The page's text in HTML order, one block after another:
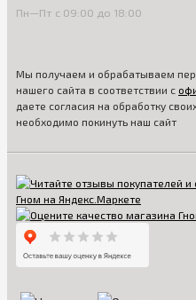
Пн—Пт с 09:00 до 18:00
Мы получаем и обрабатываем
нашего сайта в соответствии с
даете согласия на обработку
необходимо покинуть наш сайт